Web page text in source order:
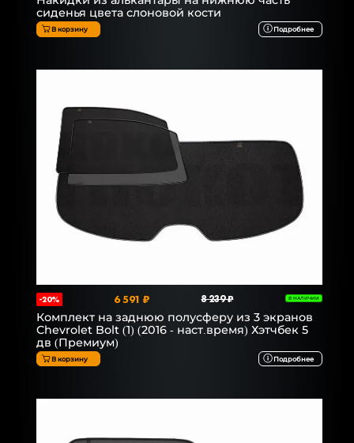
сиденья цвета слоновой кости
В корзину Подробнее
-20% 6 591 ₽ 8 239 ₽ В НАЛИЧИИ
Комплект на заднюю полусферу из 3 экранов
Chevrolet Bolt (1) (2016 - наст.время) Хэтчбек 5
дв (Премиум)
В корзину Подробнее